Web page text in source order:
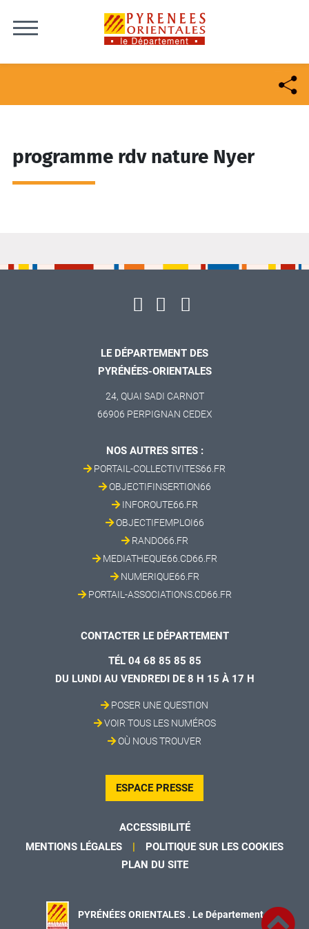
programme rdv nature Nyer
LE DÉPARTEMENT DES
PYRÉNÉES-ORIENTALES
24, QUAI SADI CARNOT
66906 PERPIGNAN CEDEX
NOS AUTRES SITES :
PORTAIL-COLLECTIVITES66.FR
OBJECTIFINSERTION66
INFOROUTE66.FR
OBJECTIFEMPLOI66
RANDO66.FR
MEDIATHEQUE66.CD66.FR
NUMERIQUE66.FR
PORTAIL-ASSOCIATIONS.CD66.FR
CONTACTER LE DÉPARTEMENT
TÉL 04 68 85 85 85
DU LUNDI AU VENDREDI DE 8 H 15 À 17 H
POSER UNE QUESTION
VOIR TOUS LES NUMÉROS
OÙ NOUS TROUVER
ESPACE PRESSE
ACCESSIBILITÉ
MENTIONS LÉGALES
POLITIQUE SUR LES COOKIES
PLAN DU SITE
PYRÉNÉES ORIENTALES . Le Département